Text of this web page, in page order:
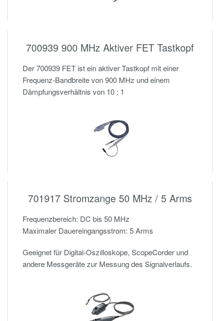
700939 900 MHz Aktiver FET Tastkopf
Der 700939 FET ist ein aktiver Tastkopf mit einer
Frequenz-Bandbreite von 900 MHz und einem
Dämpfungsverhältnis von 10 : 1
701917 Stromzange 50 MHz / 5 Arms
Frequenzbereich: DC bis 50 MHz
Maximaler Dauereingangsstrom: 5 Arms
Geeignet für Digital-Oszilloskope, ScopeCorder und
andere Messgeräte zur Messung des Signalverlaufs.